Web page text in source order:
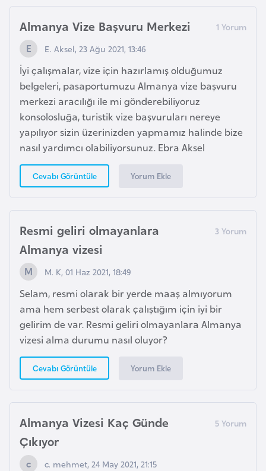
Almanya Vize Başvuru Merkezi
E. Aksel, 23 Ağu 2021, 13:46
İyi çalışmalar, vize için hazırlamış olduğumuz
belgeleri, pasaportumuzu Almanya vize başvuru
merkezi aracılığı ile mi gönderebiliyoruz
konsolosluğa, turistik vize başvuruları nereye
yapılıyor sizin üzerinizden yapmamız halinde bize
nasıl yardımcı olabiliyorsunuz. Ebra Aksel
Cevabı Görüntüle Yorum Ekle
Resmi geliri olmayanlara
Almanya vizesi
M. K, 01 Haz 2021, 18:49
Selam, resmi olarak bir yerde maaş almıyorum
ama hem serbest olarak çalıştığım için iyi bir
gelirim de var. Resmi geliri olmayanlara Almanya
vizesi alma durumu nasıl oluyor?
Cevabı Görüntüle Yorum Ekle
Almanya Vizesi Kaç Günde
Çıkıyor
c. mehmet, 24 May 2021, 21:15
t
L
e
o
h
e
t
o
n
y
L
i
a
L
h
t